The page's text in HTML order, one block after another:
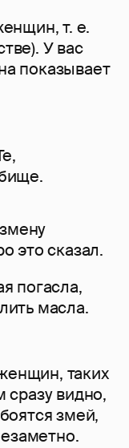
т. е.
У вас
показывает
это сказал.
погасла,
масла.
таких
сразу видно,
змей,